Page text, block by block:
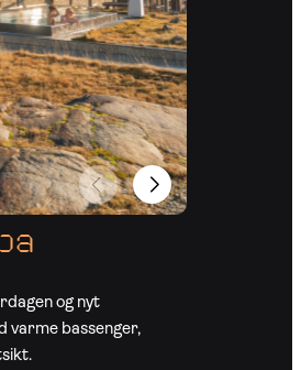
og nyt
varme bassenger,